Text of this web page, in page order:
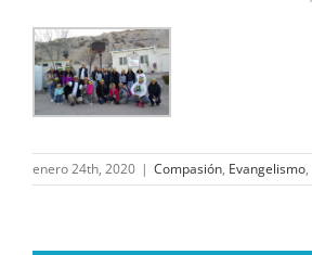
enero 24th, 2020 | Compasión, Evangelismo,